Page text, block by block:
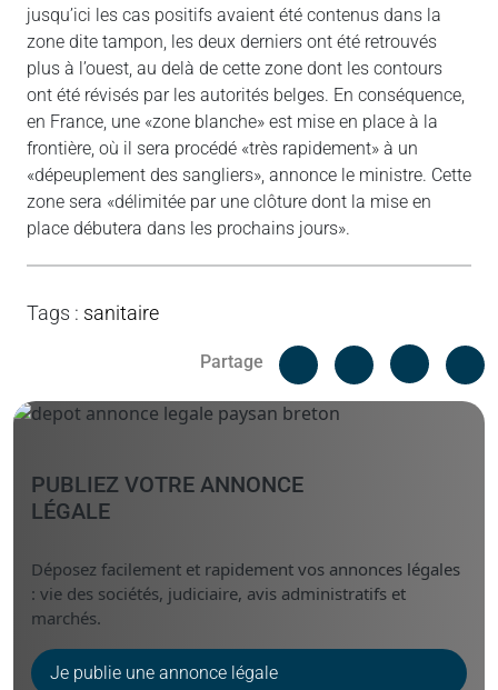
jusqu’ici les cas positifs avaient été contenus dans la
zone dite tampon, les deux derniers ont été retrouvés
plus à l’ouest, au delà de cette zone dont les contours
ont été révisés par les autorités belges. En conséquence,
en France, une «zone blanche» est mise en place à la
frontière, où il sera procédé «très rapidement» à un
«dépeuplement des sangliers», annonce le ministre. Cette
zone sera «délimitée par une clôture dont la mise en
place débutera dans les prochains jours».
Tags : sanitaire
Partage
Facebook
Linked
PUBLIEZ VOTRE ANNONCE
LÉGALE
Déposez facilement et rapidement vos annonces légales
: vie des sociétés, judiciaire, avis administratifs et
marchés.
Je publie une annonce légale